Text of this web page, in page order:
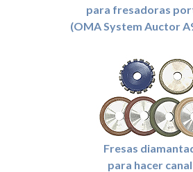
para fresadoras
(OMA System Auctor
Fresas
para hacer